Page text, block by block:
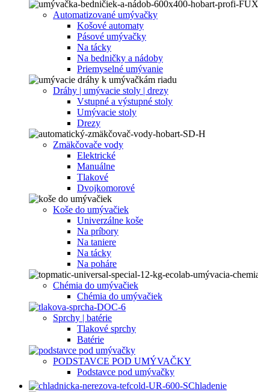
Automatizované umývačky
Košové automaty
Pásové umývačky
Na tácky
Na bedničky a nádoby
Priemyselné umývanie
Dráhy | umývacie stoly | drezy
Vstupné a výstupné stoly
Umývacie stoly
Drezy
Zmäkčovače vody
Elektrické
Manuálne
Tlakové
Dvojkomorové
Koše do umývačiek
Univerzálne koše
Na príbory
Na taniere
Na tácky
Na poháre
Chémia do umývačiek
Chémia do umývačiek
Sprchy | batérie
Tlakové sprchy
Batérie
PODSTAVCE POD UMÝVAČKY
Podstavce pod umývačky
Chladenie